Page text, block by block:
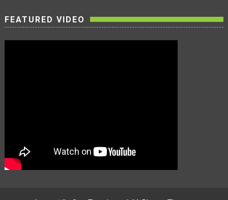
FEATURED VIDEO